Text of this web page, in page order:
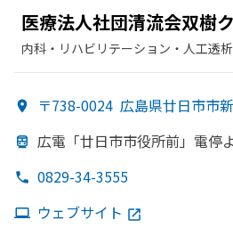
医療法人社団清流会双樹
内科・​リハビリテーション・​人工透
〒738-0024 広島県廿日市市
広電「廿日市市役所前」 電停
0829-34-3555
ウェブサイト